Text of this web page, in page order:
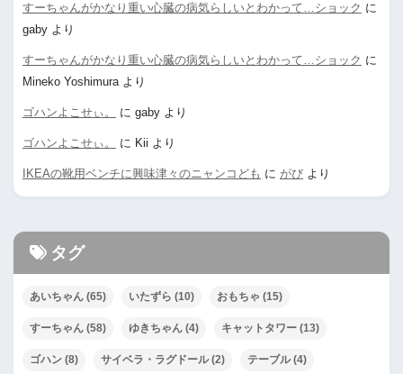
すーちゃんがかなり重い心臓の病気らしいとわかって…ショック に
gaby より
すーちゃんがかなり重い心臓の病気らしいとわかって…ショック に
Mineko Yoshimuraより
ゴハンよこせぃ。 に gaby より
ゴハンよこせぃ。 に Kii より
IKEAの靴用ベンチに興味津々のニャンコども に がび より
タグ
あいちゃん (65) いたずら (10) おもちゃ (15)
すーちゃん (58) ゆきちゃん (4) キャットタワー (13)
ゴハン (8) サイベラ・ラグドール(2) テーブル(4)